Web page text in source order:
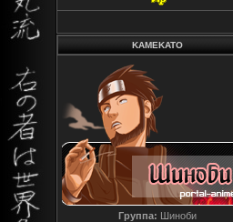
KAMEKATO
Группа: Шиноби